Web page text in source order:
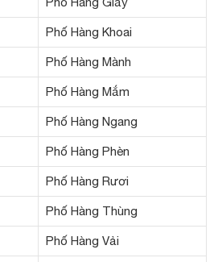
Phố Hàng Khoai
Phố Hàng Mành
Phố Hàng Mắm
Phố Hàng Ngang
Phố Hàng Phèn
Phố Hàng Rươi
Phố Hàng Thùng
Phố Hàng Vải